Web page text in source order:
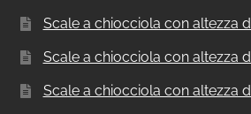
Scale a chiocciola con altezza
Scale a chiocciola con altezza
Scale a chiocciola con altezza